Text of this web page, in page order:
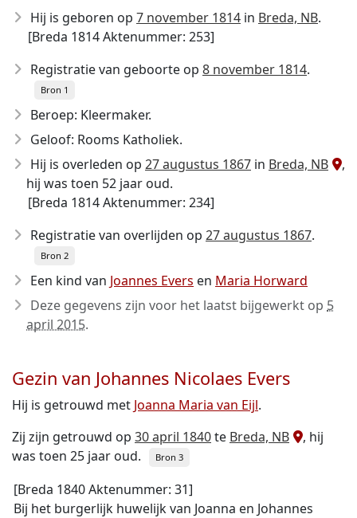
Hij is geboren op 7 november 1814 in Breda, NB.
[Breda 1814 Aktenummer: 253]
Registratie van geboorte op 8 november 1814.
Bron 1
Beroep: Kleermaker.
Geloof: Rooms Katholiek.
Hij is overleden op 27 augustus 1867 in Breda, NB
,
hij was toen 52 jaar oud.
[Breda 1814 Aktenummer: 234]
Registratie van overlijden op 27 augustus 1867.
Bron 2
Een kind van Joannes Evers en Maria Horward
Deze gegevens zijn voor het laatst bijgewerkt op 5
april 2015.
Gezin van Johannes Nicolaes Evers
Hij is getrouwd met Joanna Maria van Eijl.
Zij zijn getrouwd op 30 april 1840te Breda, NB
, hij
was toen 25 jaar oud.
Bron 3
[Breda 1840 Aktenummer: 31]
Bij het burgerlijk huwelijk van Joanna en Johannes